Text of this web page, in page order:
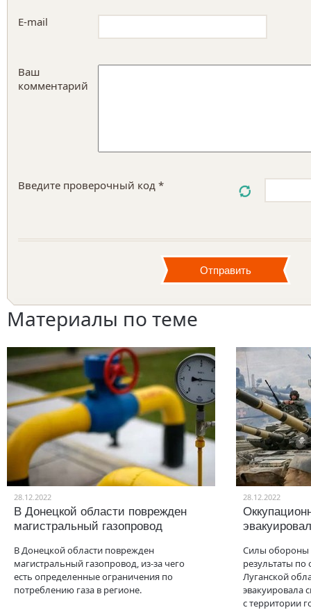
E-mail
Ваш
комментарий
Введите проверочный код *
Материалы по теме
28.12.2022
В Донецкой области поврежден
магистральный газопровод
В Донецкой области поврежден
магистральный газопровод, из-за чего
есть определенные ограничения по
потреблению газа в регионе.
28.12.2022
Силы
результаты
Луганской
эвакуировала
с территории